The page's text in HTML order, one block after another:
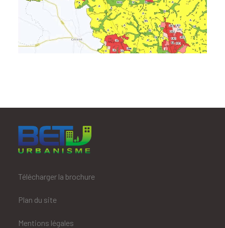
SIG Et Cartographie
Télécharger la brochure
Plan du site
Mentions légales